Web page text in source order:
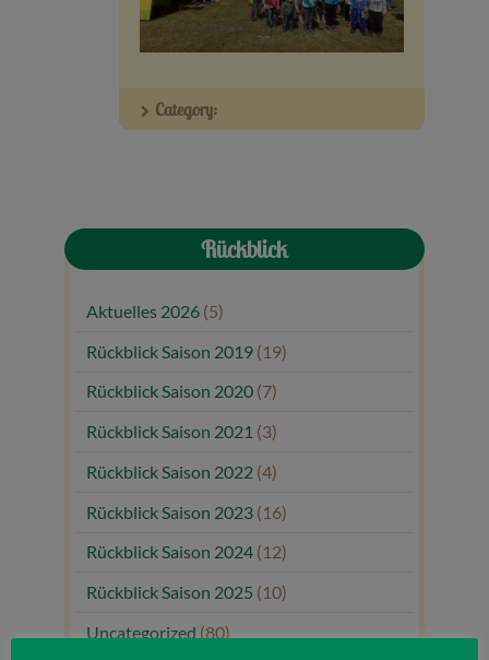
Veranstaltungen
Baumpaten
Category:
Rückblick
Aktuelles 2026 (5)
Rückblick Saison 2019 (19)
Rückblick Saison 2020 (7)
Rückblick Saison 2021 (3)
Rückblick Saison 2022 (4)
Rückblick Saison 2023 (16)
Rückblick Saison 2024 (12)
Rückblick Saison 2025 (10)
Uncategorized (80)